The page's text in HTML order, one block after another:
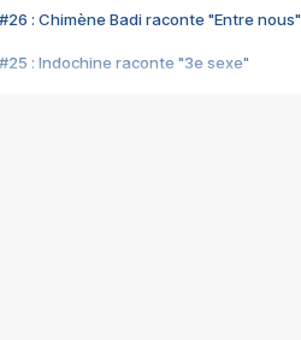
#26 : Chimène Badi raconte "Entre nous"
#25 : Indochine raconte "3e sexe"